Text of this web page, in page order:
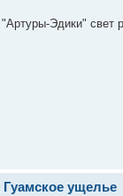
Эдики"
ущелье